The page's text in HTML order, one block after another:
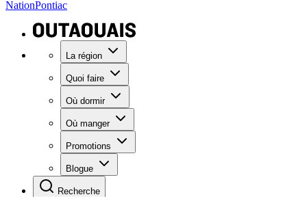
NationPontiac
La région
Quoi faire
Où dormir
Où manger
Promotions
Blogue
Recherche